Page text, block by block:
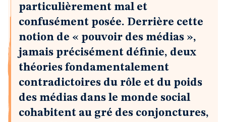
particulièrement mal et
confusément posée. Derrière cette
notion de « pouvoir des médias »,
jamais précisément définie, deux
théories fondamentalement
contradictoires du rôle et du poids
des médias dans le monde social
cohabitent au gré des conjonctures,